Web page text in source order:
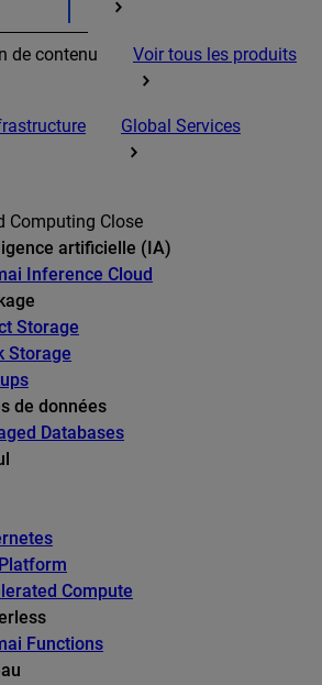
de contenu Voir tous les produits
Global Services
Computing Close
artificielle (IA)
Inference Cloud
Storage
Storage
de données
Databases
Compute
Functions